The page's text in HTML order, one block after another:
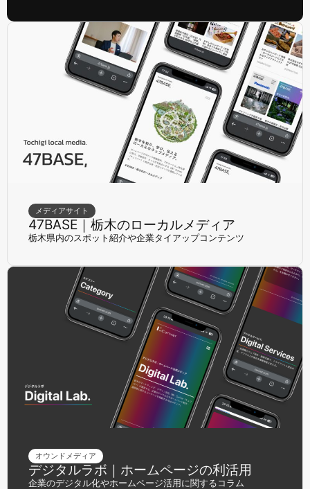
メディアサイト
47BASE｜栃木のローカルメディア
栃木県内のスポット紹介や企業タイアップコンテンツ
オウンドメディア
デジタルラボ｜ホームページの利活用
企業のデジタル化やホームページ活用に関するコラム